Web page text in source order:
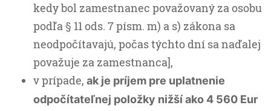
kedy bol zamestnanec považovaný za osobu
podľa § 11 ods. 7 písm. m) a s) zákona sa
neodpočítavajú, počas týchto dní sa naďalej
považuje za zamestnanca],
v prípade, ak je príjem pre uplatnenie
odpočítateľnej položky nižší ako 4 560 Eur